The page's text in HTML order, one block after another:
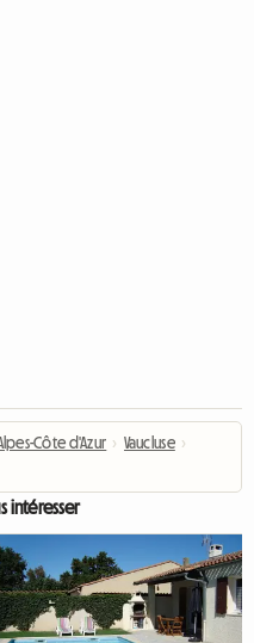
Côte d'Azur › Vaucluse ›
intéresser